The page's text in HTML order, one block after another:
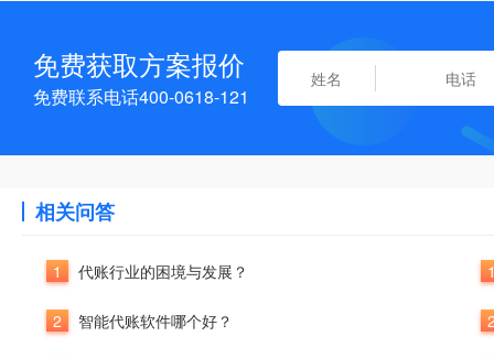
免费获取方案报价
免费联系电话400-0618-121
相关问答
1 代账行业的困境与发展？
2 智能代账软件哪个好？